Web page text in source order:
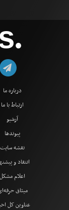
●
درباره ما
ارتباط با ما
آرشیو
پیوندها
نقشه سایت
انتقاد و
اعلام مشکل
میثاق
عناوین کل